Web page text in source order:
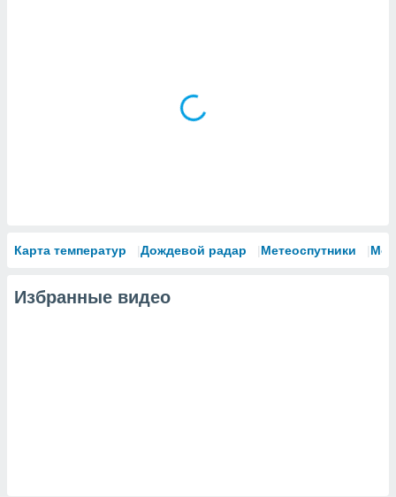
Карта температур Дождевой радар Метеоспутники
Избранные видео